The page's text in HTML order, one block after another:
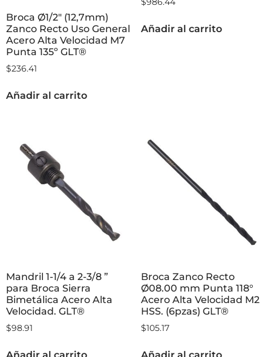
Broca Ø1/2″ (12,7mm)
Zanco Recto Uso General
Acero Alta Velocidad M7
Punta 135º GLT®
$236.41
Añadir al carrito
$986.44
Añadir al carrito
Mandril 1-1/4 a 2-3/8 ”
para Broca Sierra
Bimetálica Acero Alta
Velocidad. GLT®
$98.91
Broca Zanco Recto
Ø08.00 mm Punta 118°
Acero Alta Velocidad M2
HSS. (6pzas) GLT®
$105.17